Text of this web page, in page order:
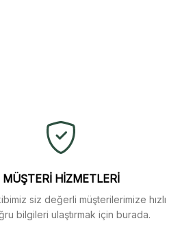
MÜŞTERİ HİZMETLERİ
siz değerli müşterilerimize hızlı
bilgileri ulaştırmak için burada.